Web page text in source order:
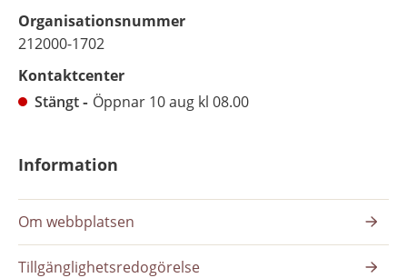
Organisationsnummer
212000-1702
Kontaktcenter
Stängt
Öppnar 10 aug kl 08.00
Information
Om webbplatsen
Tillgänglighetsredogörelse